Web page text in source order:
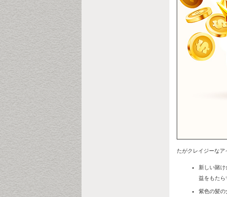
たがクレイジーなア
新しい賭
益をもたら
紫色の髪の